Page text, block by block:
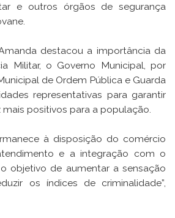
e outros órgãos de segurança
destacou a importância da
Militar, o Governo Municipal, por
de Ordem Pública e Guarda
representativas para garantir
positivos para a população.
à disposição do comércio
e a integração com o
objetivo de aumentar a sensação
os índices de criminalidade”,